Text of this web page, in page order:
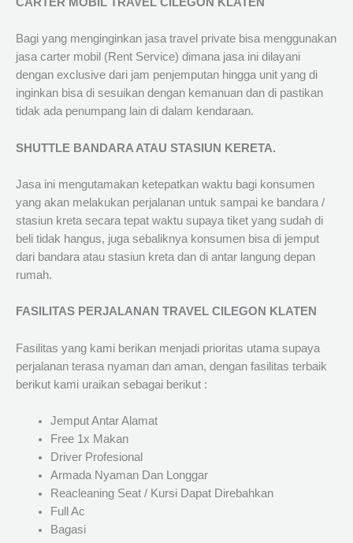
Bagi yang menginginkan jasa travel private bisa menggunakan
jasa carter mobil (Rent Service) dimana jasa ini dilayani
dengan exclusive dari jam penjemputan hingga unit yang di
inginkan bisa di sesuikan dengan kemanuan dan di pastikan
tidak ada penumpang lain di dalam kendaraan.
SHUTTLE BANDARA ATAU STASIUN KERETA.
Jasa ini mengutamakan ketepatkan waktu bagi konsumen
yang akan melakukan perjalanan untuk sampai ke bandara /
stasiun kreta secara tepat waktu supaya tiket yang sudah di
beli tidak hangus, juga sebaliknya konsumen bisa di jemput
dari bandara atau stasiun kreta dan di antar langung depan
rumah.
FASILITAS PERJALANAN TRAVEL CILEGON KLATEN
Fasilitas yang kami berikan menjadi prioritas utama supaya
perjalanan terasa nyaman dan aman, dengan fasilitas terbaik
berikut kami uraikan sebagai berikut :
Jemput Antar Alamat
Free 1x Makan
Driver Profesional
Armada Nyaman Dan Longgar
Reacleaning Seat / Kursi Dapat Direbahkan
Full Ac
Bagasi